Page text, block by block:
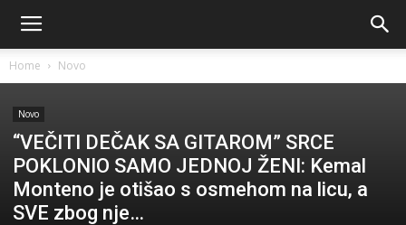
Home Novo
Novo
“VEČITI DEČAK SA GITAROM” SRCE
POKLONIO SAMO JEDNOJ ŽENI: Kemal
Monteno je otišao s osmehom na licu, a
SVE zbog nje…